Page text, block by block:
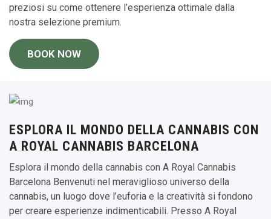
preziosi su come ottenere l’esperienza ottimale dalla
nostra selezione premium.
BOOK NOW
ESPLORA IL MONDO DELLA CANNABIS CON
A ROYAL CANNABIS BARCELONA
Esplora il mondo della cannabis con A Royal Cannabis
Barcelona Benvenuti nel meraviglioso universo della
cannabis, un luogo dove l’euforia e la creatività si fondono
per creare esperienze indimenticabili. Presso A Royal